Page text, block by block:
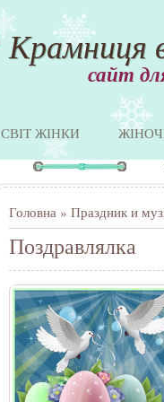
Крамниця
сайт
СВІТ ЖІНКИ
Головна » Праздник и
Поздравлялка